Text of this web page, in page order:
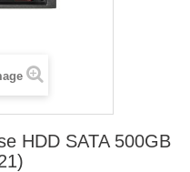
HDD SATA 500GB